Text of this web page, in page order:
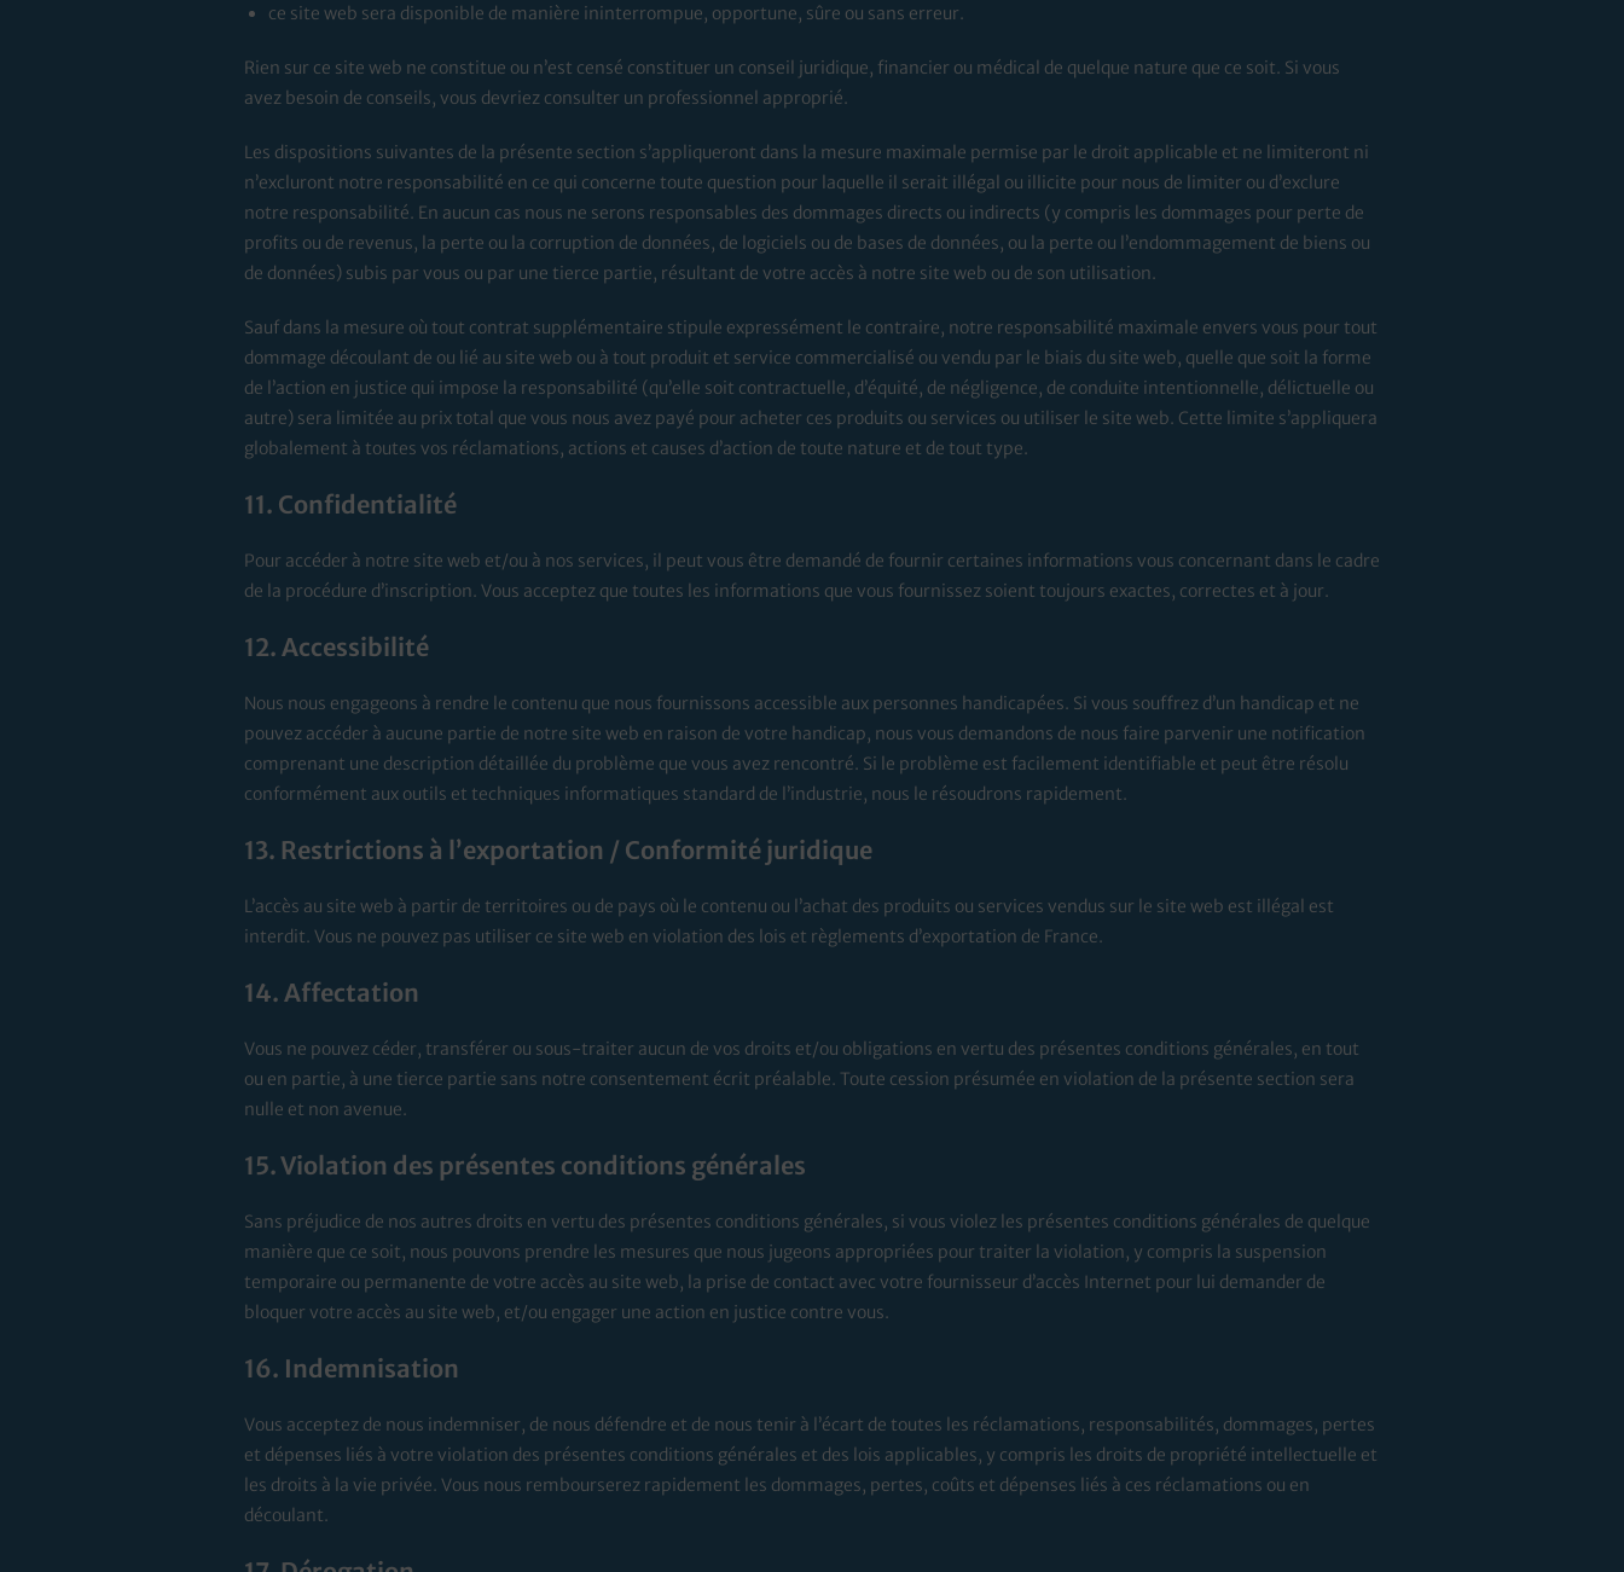
ce site web sera disponible de manière ininterrompue, opportune, sûre ou sans erreur.
Rien sur ce site web ne constitue ou n’est censé constituer un conseil juridique, financier ou médical de quelque nature que ce soit. Si vous
avez besoin de conseils, vous devriez consulter un professionnel approprié.
Les dispositions suivantes de la présente section s’appliqueront dans la mesure maximale permise par le droit applicable et ne limiteront ni
n’excluront notre responsabilité en ce qui concerne toute question pour laquelle il serait illégal ou illicite pour nous de limiter ou d’exclure
notre responsabilité. En aucun cas nous ne serons responsables des dommages directs ou indirects (y compris les dommages pour perte de
profits ou de revenus, la perte ou la corruption de données, de logiciels ou de bases de données, ou la perte ou l’endommagement de biens ou
de données) subis par vous ou par une tierce partie, résultant de votre accès à notre site web ou de son utilisation.
Sauf dans la mesure où tout contrat supplémentaire stipule expressément le contraire, notre responsabilité maximale envers vous pour tout
dommage découlant de ou lié au site web ou à tout produit et service commercialisé ou vendu par le biais du site web, quelle que soit la forme
de l’action en justice qui impose la responsabilité (qu’elle soit contractuelle, d’équité, de négligence, de conduite intentionnelle, délictuelle ou
autre) sera limitée au prix total que vous nous avez payé pour acheter ces produits ou services ou utiliser le site web. Cette limite s’appliquera
globalement à toutes vos réclamations, actions et causes d’action de toute nature et de tout type.
11. Confidentialité
Pour accéder à notre site web et/ou à nos services, il peut vous être demandé de fournir certaines informations vous concernant dans le cadre
de la procédure d’inscription. Vous acceptez que toutes les informations que vous fournissez soient toujours exactes, correctes et à jour.
12. Accessibilité
Nous nous engageons à rendre le contenu que nous fournissons accessible aux personnes handicapées. Si vous souffrez d’un handicap et ne
pouvez accéder à aucune partie de notre site web en raison de votre handicap, nous vous demandons de nous faire parvenir une notification
comprenant une description détaillée du problème que vous avez rencontré. Si le problème est facilement identifiable et peut être résolu
conformément aux outils et techniques informatiques standard de l’industrie, nous le résoudrons rapidement.
13. Restrictions à l’exportation / Conformité juridique
L’accès au site web à partir de territoires ou de pays où le contenu ou l’achat des produits ou services vendus sur le site web est illégal est
interdit. Vous ne pouvez pas utiliser ce site web en violation des lois et règlements d’exportation de France.
14. Affectation
Vous ne pouvez céder, transférer ou sous-traiter aucun de vos droits et/ou obligations en vertu des présentes conditions générales, en tout
ou en partie, à une tierce partie sans notre consentement écrit préalable. Toute cession présumée en violation de la présente section sera
nulle et non avenue.
15. Violation des présentes conditions générales
Sans préjudice de nos autres droits en vertu des présentes conditions générales, si vous violez les présentes conditions générales de quelque
manière que ce soit, nous pouvons prendre les mesures que nous jugeons appropriées pour traiter la violation, y compris la suspension
temporaire ou permanente de votre accès au site web, la prise de contact avec votre fournisseur d’accès Internet pour lui demander de
bloquer votre accès au site web, et/ou engager une action en justice contre vous.
16. Indemnisation
Vous acceptez de nous indemniser, de nous défendre et de nous tenir à l’écart de toutes les réclamations, responsabilités, dommages, pertes
et dépenses liés à votre violation des présentes conditions générales et des lois applicables, y compris les droits de propriété intellectuelle et
les droits à la vie privée. Vous nous rembourserez rapidement les dommages, pertes, coûts et dépenses liés à ces réclamations ou en
découlant.